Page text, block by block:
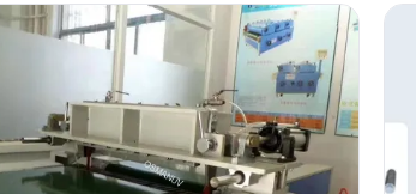
with a tolerance of ±0.02mm, ensuring even
and consistent application across substrates.
This precision is essential for demanding
applications ...